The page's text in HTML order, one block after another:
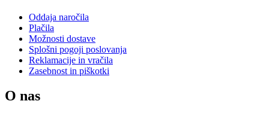
Oddaja naročila
Plačila
Možnosti dostave
Splošni pogoji poslovanja
Reklamacije in vračila
Zasebnost in piškotki
O nas